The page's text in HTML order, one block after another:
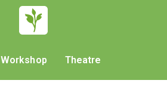
Workshop Theatre